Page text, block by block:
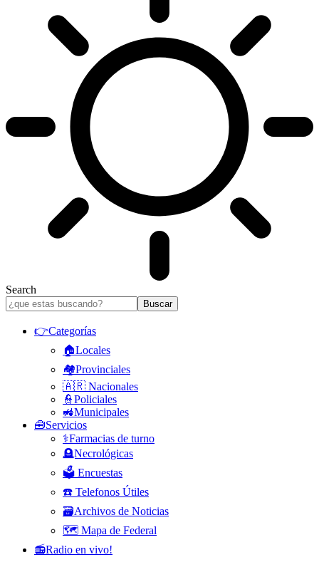
Search
👉Categorías
🏠Locales
🏘️Provinciales
🇦🇷 Nacionales
👮Policiales
🚜Municipales
🧰Servicios
⚕️Farmacias de turno
🪦Necrológicas
🗳️ Encuestas
☎️ Telefonos Útiles
🗃️Archivos de Noticias
🗺️ Mapa de Federal
📻Radio en vivo!